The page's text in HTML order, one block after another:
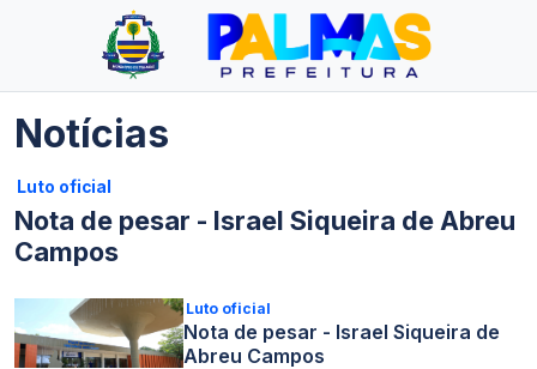
Notícias
Luto oficial
Nota de pesar - Israel Siqueira de Abreu
Campos
Luto oficial
Nota de pesar - Israel Siqueira de
Abreu Campos